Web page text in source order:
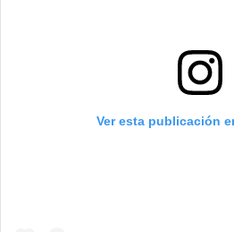
Ver esta publicación